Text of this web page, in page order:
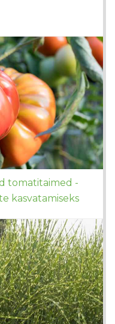
tomatitaimed -
kasvatamiseks